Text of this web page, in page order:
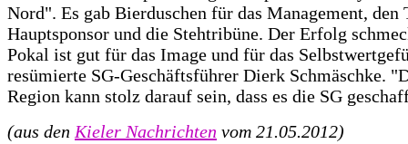
Nord". Es gab Bierduschen für das Management, den
Hauptsponsor und die Stehtribüne. Der Erfolg
Pokal ist gut für das Image und für das
resümierte SG-Geschäftsführer Dierk Schmäschke.
Region kann stolz darauf sein, dass es die SG
(aus den Kieler Nachrichten vom 21.05.2012)